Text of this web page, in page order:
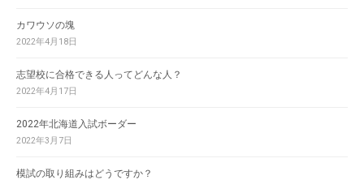
カワウソの塊
2022年4月18日
志望校に合格できる人ってどんな人？
2022年4月17日
2022年北海道入試ボーダー
2022年3月7日
模試の取り組みはどうですか？